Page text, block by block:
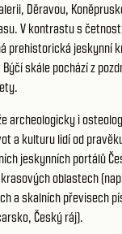
Děravou,
V kontrastu s
prehistorická jeskynní
skále pochází z
archeologicky i
a kulturu lidí od
jeskynních portálů
oblastech
a skalních převisech
Český ráj).